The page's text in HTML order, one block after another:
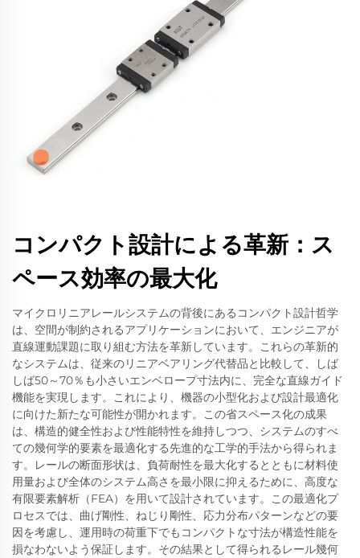
コンパクト設計による革新：ス
ペース効率の最大化
マイクロリニアレールシステムの背後にあるコンパクト設計哲学
は、空間が制約されるアプリケーションにおいて、エンジニアが
直線運動課題に取り組む方法を革新しています。これらの革新的
なシステムは、従来のリニアベアリング代替品と比較して、しば
しば50～70％も小さいエンベロープ寸法内に、完全な直線ガイド
機能を実現します。これにより、機器の小型化および設計最適化
に向けた新たな可能性が開かれます。この省スペース化の成果
は、構造的健全性および性能特性を維持しつつ、システムのすべ
ての幾何学的要素を最適化する先進的な工学的手法から得られま
す。レールの断面形状は、負荷耐性を最大化するとともに材料使
用量および全体のシステム高さを最小限に抑えるために、高度な
有限要素解析（FEA）を用いて設計されています。この最適化プ
ロセスでは、曲げ剛性、ねじり剛性、応力分布パターンなどの要
因を考慮し、運用時の荷重下でもコンパクトな寸法が構造性能を
損なわないよう保証します。その結果として得られるレール幾何